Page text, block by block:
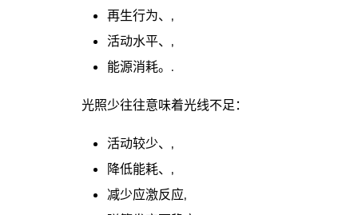
再生行为、,
活动水平、,
能源消耗。.
光照少往往意味着光线不足：
活动较少、,
降低能耗、,
减少应激反应,